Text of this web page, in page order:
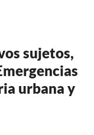
sujetos,
urbana y